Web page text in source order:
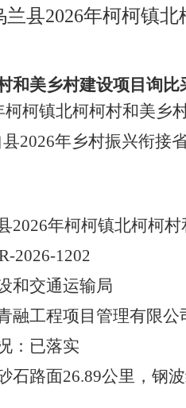
兰县2026年柯柯镇
和美乡村建设项目询比
柯柯镇北柯柯村和美乡
县2026年乡村振兴衔接
2026年柯柯镇北柯柯
2026-1202
和交通运输局
融工程项目管理有限公
：已落实
石路面26.89公里，钢